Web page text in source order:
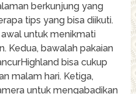
berkunjung yang
tips yang bisa diikuti.
untuk menikmati
Kedua, bawalah pakaian
bisa cukup
malam hari. Ketiga,
untuk mengabadikan